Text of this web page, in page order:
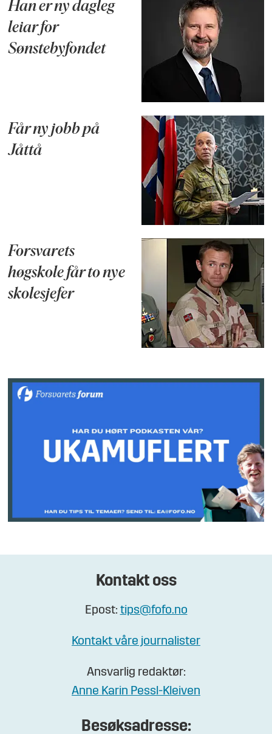
Han er ny dagleg
leiar for
Sønstebyfondet
Får ny jobb på
Jåttå
Forsvarets
høgskole får to nye
skolesjefer
Kontakt oss
Epost: tips@fofo.no
Kontakt våre journalister
Ansvarlig redaktør:
Anne Karin Pessl-Kleiven
Besøksadresse: